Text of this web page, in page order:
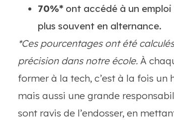
70%*ont accédé à un emploi
plus souvent en alternance.
*Ces pourcentages ont été
précision dans notre école.À
former à la tech, c’est à la fois
mais aussi une grande
sont ravis de l’endosser, en